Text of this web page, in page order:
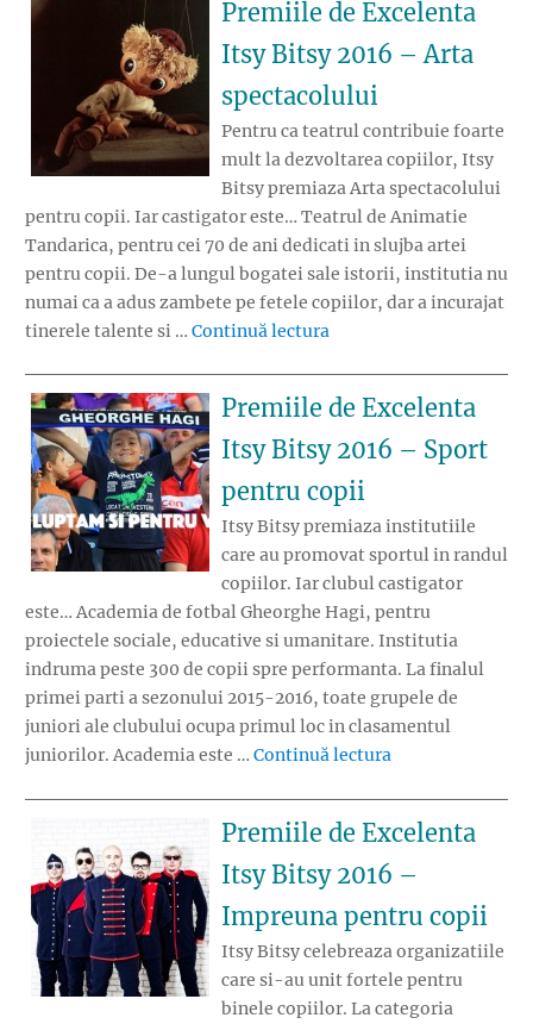
Premiile de Excelenta
Itsy Bitsy 2016 – Arta
spectacolului
Pentru ca teatrul contribuie foarte
mult la dezvoltarea copiilor, Itsy
Bitsy premiaza Arta spectacolului
pentru copii. Iar castigator este… Teatrul de Animatie
Tandarica, pentru cei 70 de ani dedicati in slujba artei
pentru copii. De-a lungul bogatei sale istorii, institutia nu
numai ca a adus zambete pe fetele copiilor, dar a incurajat
tinerele talente si … Continuă lectura
Premiile de Excelenta
Itsy Bitsy 2016 – Sport
pentru copii
Itsy Bitsy premiaza institutiile
care au promovat sportul in randul
copiilor. Iar clubul castigator
este… Academia de fotbal Gheorghe Hagi, pentru
proiectele sociale, educative si umanitare. Institutia
indruma peste 300 de copii spre performanta. La finalul
primei parti a sezonului 2015-2016, toate grupele de
juniori ale clubului ocupa primul loc in clasamentul
juniorilor. Academia este … Continuă lectura
Premiile de Excelenta
Itsy Bitsy 2016 –
Impreuna pentru copii
Itsy Bitsy celebreaza organizatiile
care si-au unit fortele pentru
binele copiilor. La categoria